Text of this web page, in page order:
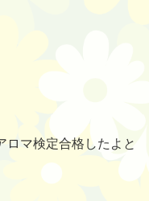
マ検定合格したよと